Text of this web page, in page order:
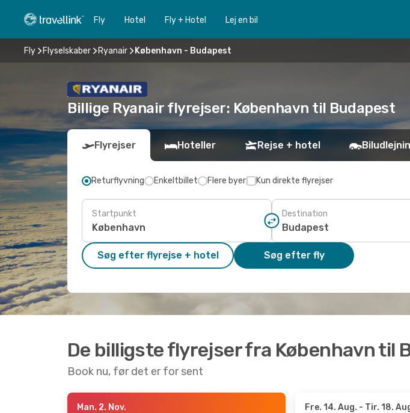
Fly Hotel Fly + Hotel Lej en bil
Fly Flyselskaber Ryanair København - Budapest
Billige Ryanair flyrejser: København til Budapest
Flyrejser Hoteller Rejse + hotel
Returflyvning Enkeltbillet Flere byer Kun direkte flyrejser
Startpunkt Destination
Søg efter flyrejse + hotel Søg efter fly
De billigste flyrejser fra København til
Book nu, før det er for sent
Man. 2. Nov. Fre. 14. Aug. - Tir. 18.